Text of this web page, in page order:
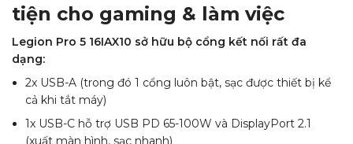
tiện cho gaming & làm việc
Legion Pro 5 16IAX10 sở hữu bộ cổng kết nối rất đa
dạng:
2x USB-A (trong đó 1 cổng luôn bật, sạc được thiết bị kể
cả khi tắt máy)
1x USB-C hỗ trợ USB PD 65-100W và DisplayPort 2.1
(xuất màn hình, sạc nhanh)